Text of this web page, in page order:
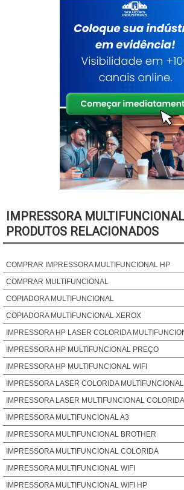
IMPRESSORA MULTIFUNCIONAL
PRODUTOS RELACIONADOS
COMPRAR IMPRESSORA MULTIFUNCIONAL HP
COMPRAR MULTIFUNCIONAL
COPIADORA MULTIFUNCIONAL
COPIADORA MULTIFUNCIONAL XEROX
IMPRESSORA HP LASER COLORIDA
IMPRESSORA HP MULTIFUNCIONAL PREÇO
IMPRESSORA HP MULTIFUNCIONAL WIFI
IMPRESSORA LASER COLORIDA MULTIFUNCIONAL
IMPRESSORA LASER MULTIFUNCIONAL COLORIDA
IMPRESSORA MULTIFUNCIONAL A3
IMPRESSORA MULTIFUNCIONAL BROTHER
IMPRESSORA MULTIFUNCIONAL COLORIDA
IMPRESSORA MULTIFUNCIONAL WIFI
IMPRESSORA MULTIFUNCIONAL WIFI HP